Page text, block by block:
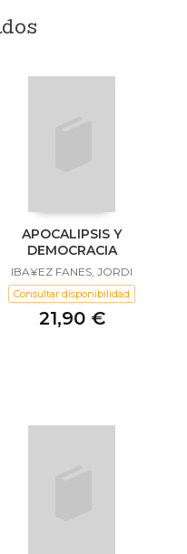
APOCALIPSIS Y
DEMOCRACIA
IBA¥EZ FANES, JORDI
Consultar disponibilidad
21,90 €